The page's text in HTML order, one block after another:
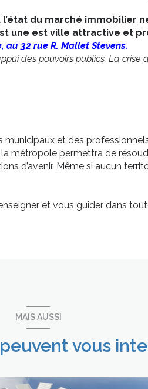
du marché immobilier
une est ville attractive et
au 32 rue R. Mallet Stevens.
des pouvoirs publics. La
et des
métropole permettra de
d’avenir. Même si aucun
et vous guider dans
MAIS AUSSI
vous